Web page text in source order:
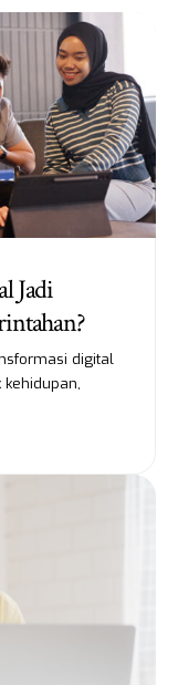
Jadi
digital